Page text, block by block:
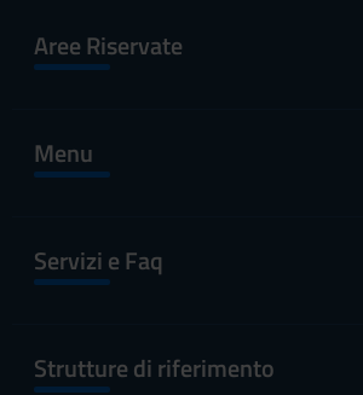
Aree Riservate
Menu
Servizi e Faq
Strutture di riferimento